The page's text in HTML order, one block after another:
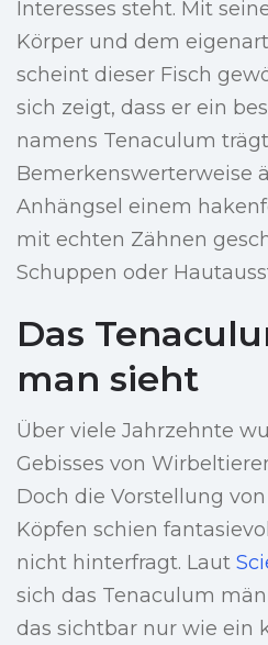
Interesses steht. Mit
Körper und dem
scheint dieser Fisch
sich zeigt, dass er ein
namens Tenaculum
Bemerkenswerterweise
Anhängsel einem
mit echten Zähnen
Schuppen oder
Das
man sieht
Über viele Jahrzehnte
Gebisses von
Doch die Vorstellung
Köpfen schien
nicht hinterfragt. Laut
sich das Tenaculum
das sichtbar nur wie ein